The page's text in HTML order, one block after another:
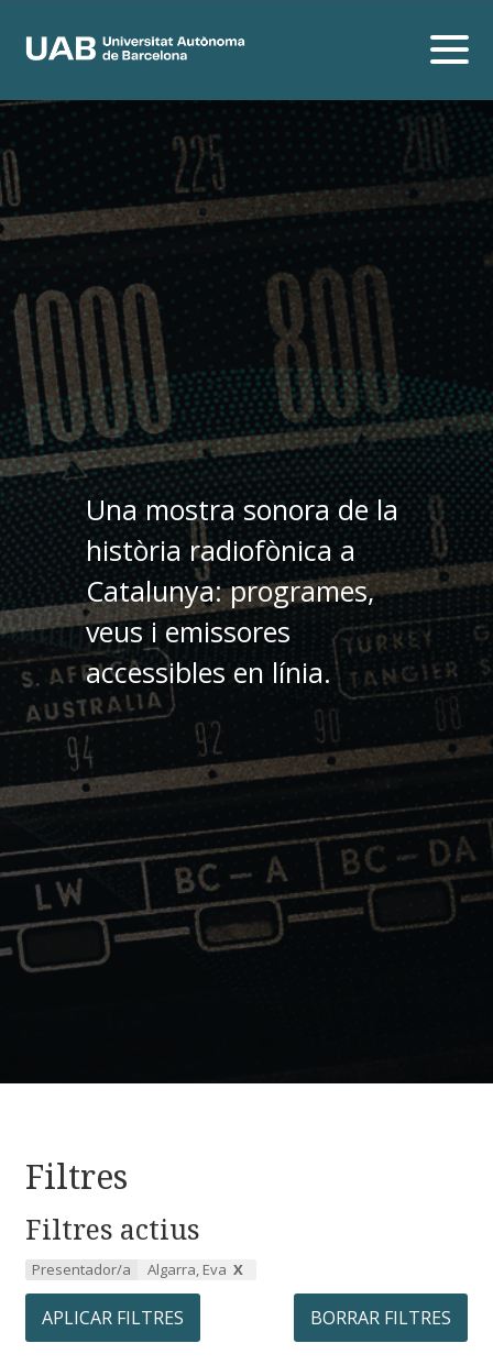
Una mostra sonora de la
història radiofònica a
Catalunya: programes,
veus i emissores
accessibles en línia.
Filtres
Filtres actius
Presentador/a Algarra, Eva
APLICAR FILTRES BORRAR FILTRES